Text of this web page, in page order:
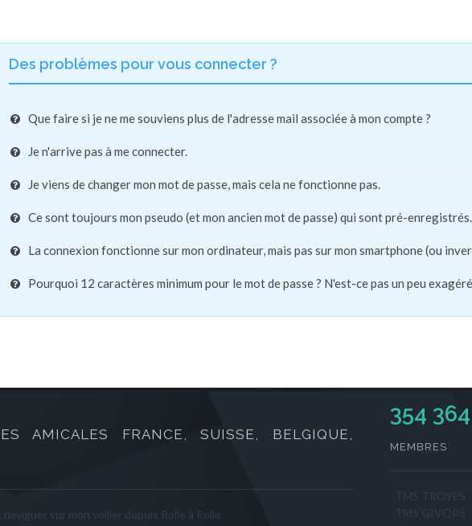
Des problèmes pour vous connecter ?
Que faire si je ne me souviens plus de l'adresse mail associée à mon compte ?
Je n'arrive pas à me connecter.
Je viens de changer mon mot de passe, mais cela ne fonctionne pas.
Ce sont toujours mon pseudo (et mon ancien mot de passe) qui sont pré-
La connexion fonctionne sur mon ordinateur, mais pas sur mon smartphone (ou
Pourquoi 12 caractères minimum pour le mot de passe ? N'est-ce pas un peu
AMICALES FRANCE, SUISSE, BELGIQUE,
naviguer sur mon voilier depuis Rolle à Rolle
354 364
MEMBRES
TMS TROYES